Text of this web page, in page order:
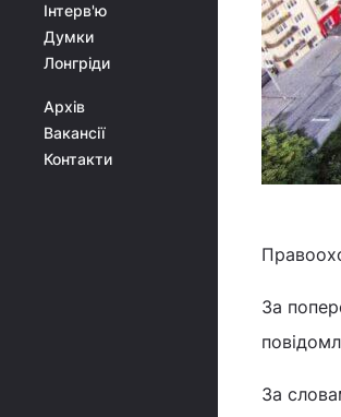
Інтерв'ю
Думки
Лонгріди
Архів
Вакансії
Контакти
За
За